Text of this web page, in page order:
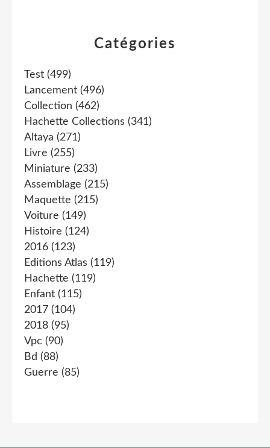
Catégories
Test (499)
Lancement (496)
Collection (462)
Hachette Collections (341)
Altaya (271)
Livre (255)
Miniature (233)
Assemblage (215)
Maquette (215)
Voiture (149)
Histoire (124)
2016 (123)
Editions Atlas (119)
Hachette (119)
Enfant (115)
2017 (104)
2018 (95)
Vpc (90)
Bd (88)
Guerre (85)